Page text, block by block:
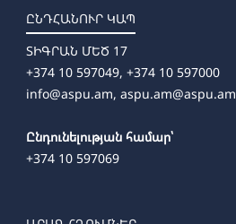
ԸՆԴՀԱՆՈՒՐ ԿԱՊ
ՏԻԳՐԱՆ ՄԵԾ 17
+374 10 597049, +374 10 597000
info@aspu.am, aspu.am@aspu.am
Ընդունելության համար՝
+374 10 597069